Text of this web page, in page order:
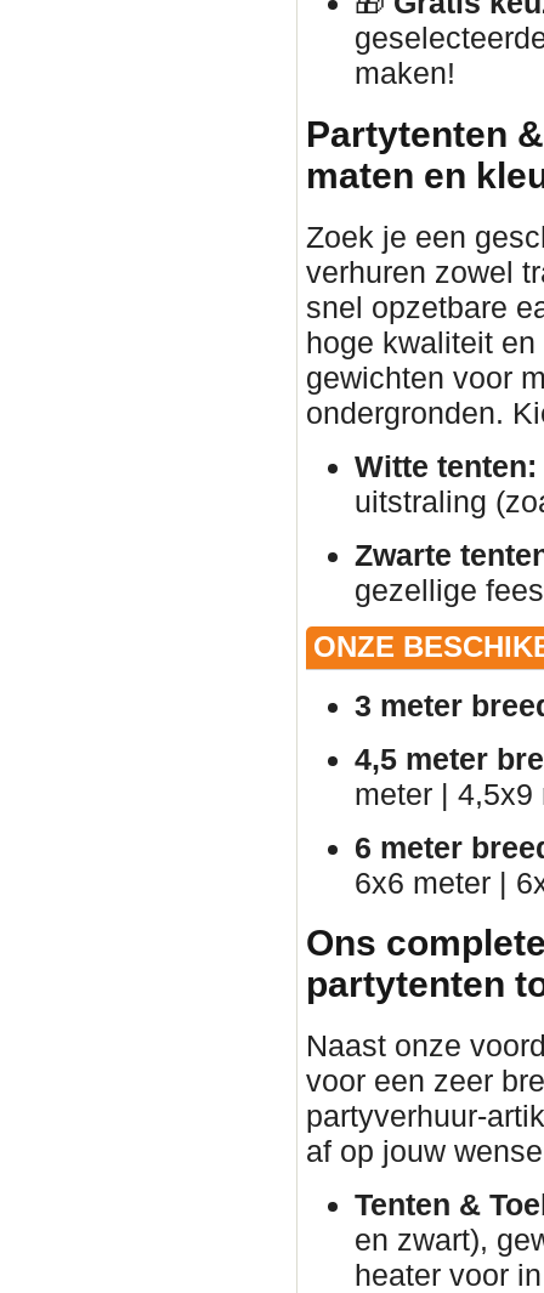
maken!
Partytenten
maten en
Zoek je een
verhuren zowel
snel opzetbare
hoge kwaliteit
gewichten voor
ondergronden.
Witte tenten:
uitstraling
Zwarte
gezellige
ONZE
3 meter
4,5 meter
meter | 4,5x9
6 meter
6x6 meter |
Ons
partytenten
Naast onze
voor een zeer
partyverhuur-
af op jouw
Tenten &
en zwart),
heater voor